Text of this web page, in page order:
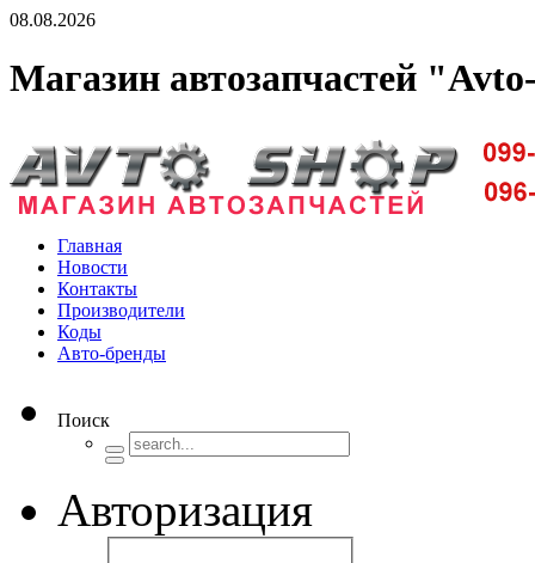
08.08.2026
Магазин автозапчастей
Доставка запчастей по Киеву и
Главная
Новости
Контакты
Производители
Коды
Авто-бренды
Поиск
Авторизация